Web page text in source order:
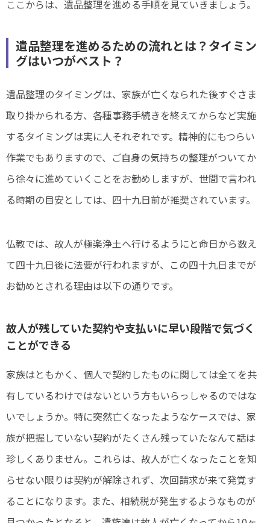
ここからは、遺品整理を進める手順を見ていきましょう。
遺品整理を進めるための流れとは？タイミン
グはいつがベスト？
遺品整理のタイミングは、家族が亡くなられた後すぐさま
取り掛かられる方、各種事務手続きを終えてからなど実施
するタイミングは実に人それぞれです。精神的にもつらい
作業でもありますので、ご自身の気持ちの整理がついてか
ら徐々に進めていくことをお勧めしますが、世間で言われ
る時期の目安としては、四十九日前が推奨されています。
仏教では、故人が極楽浄土へ行けるようにと命日から数え
て四十九日後に法要が行われますが、この四十九日までが
お勧めとされる理由は以下の通りです。
故人が残していた契約や支払いに早い段階で気づく
ことができる
家族はともかく、個人で契約したものに関しては全てを共
有しているわけではないという方もいらっしゃるのではな
いでしょうか。特に突然亡くなったようなケースでは、家
族が把握していない契約がたくさん残っていたなんて話は
珍しくありません。これらは、故人が亡くなったことを知
らせない限りは契約が解除されず、次回請求が来て発覚す
ることになります。また、相続税が発生するようなものが